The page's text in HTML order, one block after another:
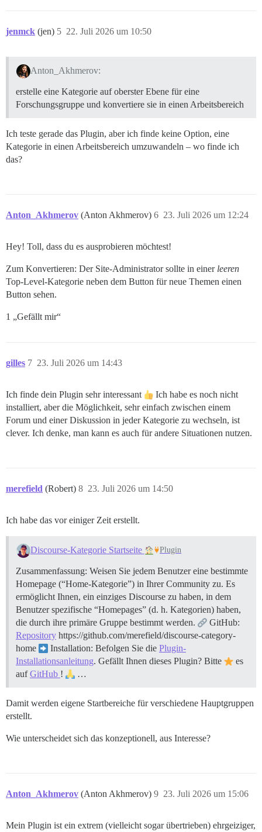
jenmck (jen) 22. Juli 2026 um 10:50
5
Anton_Akhmerov:
erstelle eine Kategorie auf oberster Ebene für eine
Forschungsgruppe und konvertiere sie in einen Arbeitsbereich
Ich teste gerade das Plugin, aber ich finde keine Option, eine
Kategorie in einen Arbeitsbereich umzuwandeln – wo finde ich
das?
Anton_Akhmerov (Anton Akhmerov) 23. Juli 2026 um 12:24
6
Hey! Toll, dass du es ausprobieren möchtest!
Zum Konvertieren: Der Site-Administrator sollte in einer leeren
Top-Level-Kategorie neben dem Button für neue Themen einen
Button sehen.
1 „Gefällt mir“
gilles 23. Juli 2026 um 14:43
7
Ich finde dein Plugin sehr interessant
Ich habe es noch nicht
installiert, aber die Möglichkeit, sehr einfach zwischen einem
Forum und einer Diskussion in jeder Kategorie zu wechseln, ist
clever. Ich denke, man kann es auch für andere Situationen nutzen.
merefield (Robert) 23. Juli 2026 um 14:50
8
Ich habe das vor einiger Zeit erstellt.
Discourse-Kategorie Startseite Plugin
Zusammenfassung: Weisen Sie jedem Benutzer eine bestimmte
Homepage (“Home-Kategorie”) in Ihrer Community zu. Es
ermöglicht Ihnen, ein einziges Discourse zu haben, in dem
Benutzer spezifische “Homepages” (d. h. Kategorien) haben,
die durch ihre primäre Gruppe bestimmt werden.
GitHub:
Repository https://github.com/merefield/discourse-category-
home
Installation: Befolgen Sie die Plugin-
Installationsanleitung. Gefällt Ihnen dieses Plugin? Bitte
es
aufGitHub ! …
Damit werden eigene Startbereiche für verschiedene Hauptgruppen
erstellt.
Wie unterscheidet sich das konzeptionell, aus Interesse?
Anton_Akhmerov (Anton Akhmerov) 23. Juli 2026 um 15:06
9
Mein Plugin ist ein extrem (vielleicht sogar übertrieben) ehrgeiziger,